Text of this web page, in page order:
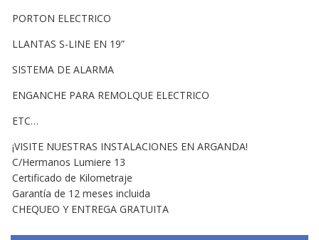
PORTON ELECTRICO
LLANTAS S-LINE EN 19”
SISTEMA DE ALARMA
ENGANCHE PARA REMOLQUE ELECTRICO
ETC…
¡VISITE NUESTRAS INSTALACIONES EN ARGANDA!
C/Hermanos Lumiere 13
Certificado de Kilometraje
Garantía de 12 meses incluida
CHEQUEO Y ENTREGA GRATUITA